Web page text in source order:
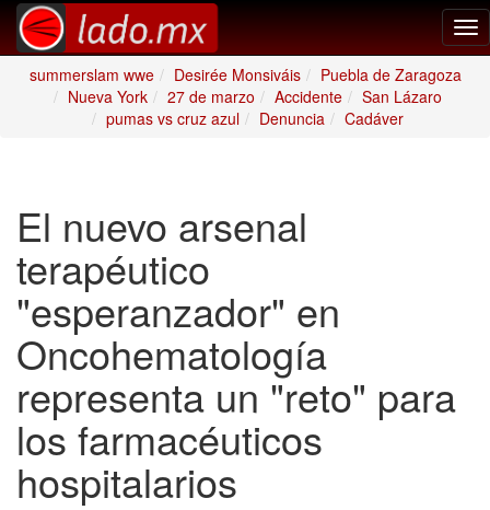
summerslam wwe
Desirée Monsiváis
Puebla de Zaragoza
Nueva York
27 de marzo Accidente
San Lázaro
pumas vs cruz azul
Denuncia Cadáver
El nuevo arsenal
terapéutico
"esperanzador" en
Oncohematología
representa un "reto" para
los farmacéuticos
hospitalarios